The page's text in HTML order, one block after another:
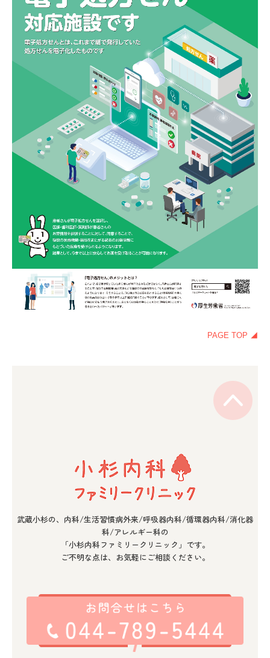
PAGE TOP ◢
武蔵小杉の、内科/生活習慣病外来/呼吸器内科/循環器内科/消化器
科/アレルギー科の
「小杉内科ファミリークリニック」です。
ご不明な点は、お気軽にご相談ください。